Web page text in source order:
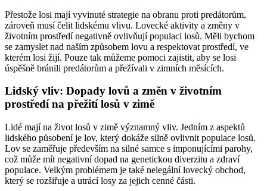
Přestože losi mají vyvinuté strategie na obranu proti predátorům,
zároveň musí čelit lidskému vlivu. Lovecké aktivity a změny v
životním prostředí negativně ovlivňují populaci losů. Měli bychom
se zamyslet nad naším způsobem lovu a respektovat prostředí, ve
kterém losi žijí. Pouze tak můžeme pomoci zajistit, aby se losi
úspěšně bránili predátorům a přežívali v zimních měsících.
Lidský vliv: Dopady lovů a změn v životním
prostředí na přežití losů v zimě
Lidé mají na život losů v zimě významný vliv. Jedním z aspektů
lidského působení je lov, který dokáže silně ovlivnit populace losů.
Lov se zaměřuje především na silné samce s imponujícími parohy,
což může mít negativní dopad na genetickou diverzitu a zdraví
populace. Velkým problémem je také nelegální lovecký obchod,
který se rozšiřuje a utrácí losy za jejich cenné části.